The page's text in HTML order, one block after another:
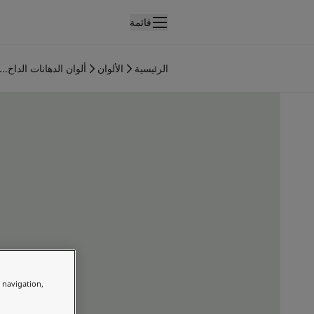
قائمة
الرئيسية الألوان ألوان الدهانات الداخ...
navigation,